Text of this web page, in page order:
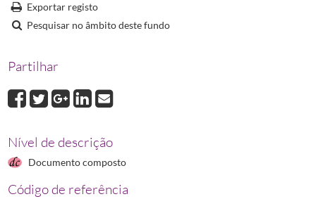
00016Correspondência avulsa trocada com António Fernandes
00017
Correspondência avulsa trocada com António da Atouguia
Exportar registo
Pesquisar no âmbito deste fundo
Partilhar
Nível de descrição
Documento composto
Código de referência